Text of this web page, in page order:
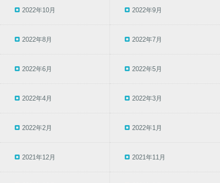
2022年10月 2022年9月
2022年8月 2022年7月
2022年6月 2022年5月
2022年4月 2022年3月
2022年2月 2022年1月
2021年12月 2021年11月